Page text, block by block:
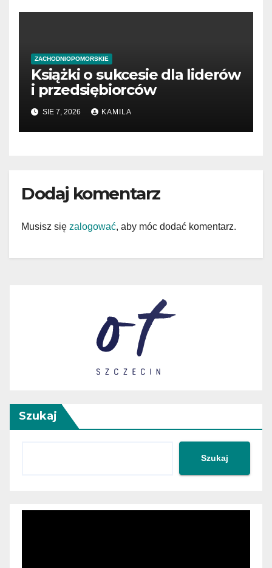
ZACHODNIOPOMORSKIE
Książki o sukcesie dla liderów
i przedsiębiorców
SIE 7, 2026 KAMILA
Dodaj komentarz
Musisz się zalogować, aby móc dodać komentarz.
Szukaj
Szukaj